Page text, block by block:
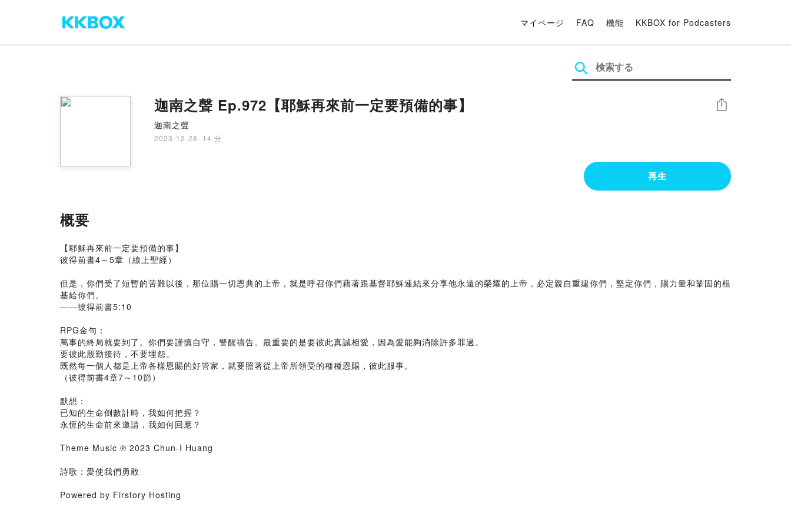
マイページ FAQ 機能 KKBOX for Podcasters
迦南之聲 Ep.972【耶穌再來前一定要預備的事】
迦南之聲
2023-12-28 · 14 分
シェア
再生
概要
【耶穌再來前一定要預備的事】
彼得前書4～5章（線上聖經）
但是，你們受了短暫的苦難以後，那位賜一切恩典的上帝，就是呼召你們藉著跟基督耶穌連結來分享他永遠的榮耀的上帝，必定親自重建你們，堅定你們，賜力量和鞏固的根
基給你們。
——彼得前書5:10
RPG金句：
萬事的終局就要到了。你們要謹慎自守，警醒禱告。最重要的是要彼此真誠相愛，因為愛能夠消除許多罪過。
要彼此殷勤接待，不要埋怨。
既然每一個人都是上帝各樣恩賜的好管家，就要照著從上帝所領受的種種恩賜，彼此服事。
（彼得前書4章7～10節）
默想：
已知的生命倒數計時，我如何把握？
永恆的生命前來邀請，我如何回應？
Theme Music ℗ 2023 Chun-I Huang
詩歌：愛使我們勇敢
Powered by Firstory Hosting